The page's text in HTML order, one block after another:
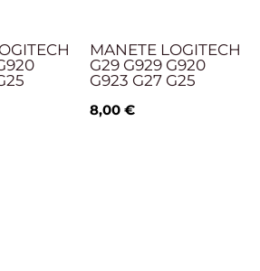
MANETE LOGITECH
G29 G929 G920
G923 G27 G25
8,00 €